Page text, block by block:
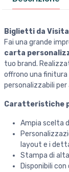
Biglietti da
Fai una grande
carta
tuo brand.
offrono una
personalizzabili
Caratteristiche
Ampia scelta
layout e i
Stampa di
Disponibili